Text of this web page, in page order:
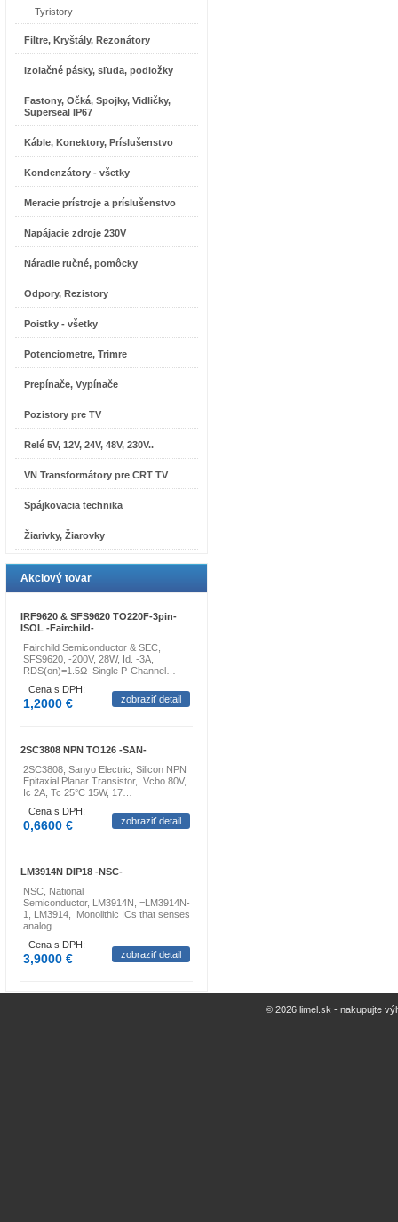
Tyristory
Filtre, Kryštály, Rezonátory
Izolačné pásky, sľuda, podložky
Fastony, Očká, Spojky, Vidličky,
Superseal IP67
Káble, Konektory, Príslušenstvo
Kondenzátory - všetky
Meracie prístroje a príslušenstvo
Napájacie zdroje 230V
Náradie ručné, pomôcky
Odpory, Rezistory
Poistky - všetky
Potenciometre, Trimre
Prepínače, Vypínače
Pozistory pre TV
Relé 5V, 12V, 24V, 48V, 230V..
VN Transformátory pre CRT TV
Spájkovacia technika
Žiarivky, Žiarovky
Akciový tovar
IRF9620 & SFS9620 TO220F-3pin-
ISOL -Fairchild-
Fairchild Semiconductor & SEC,
SFS9620, -200V, 28W, Id. -3A,
RDS(on)=1.5Ω Single P-Channel…
Cena s DPH:
1,2000 € zobraziť detail
2SC3808 NPN TO126 -SAN-
2SC3808, Sanyo Electric, Silicon NPN
Epitaxial Planar Transistor, Vcbo 80V,
Ic 2A, Tc 25°C 15W, 17…
Cena s DPH:
0,6600 € zobraziť detail
LM3914N DIP18 -NSC-
NSC, National
Semiconductor, LM3914N, =LM3914N-
1, LM3914, Monolithic ICs that senses
analog…
Cena s DPH:
3,9000 € zobraziť detail
© 2026 limel.sk - nakupujte